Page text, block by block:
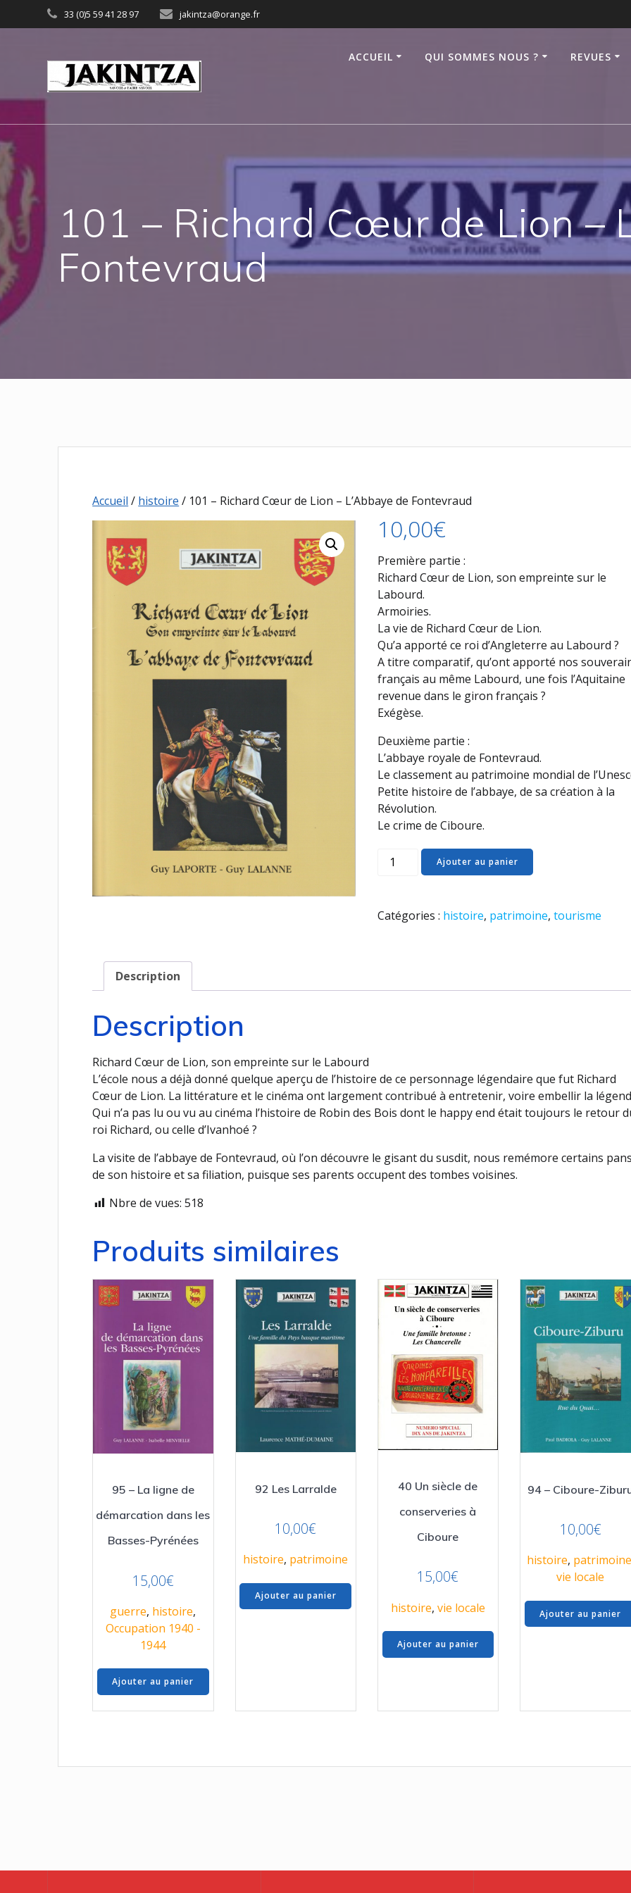
to
33 (0)5 59 41 28 97 jakintza@orange.fr
ACCUEIL QUI SOMMES NOUS ? REVUES
101 – Richard Cœur de Lion –
Fontevraud
Accueil / histoire / 101 – Richard Cœur de Lion – L’Abbaye de Fontevraud
10,00€
Première partie :
Richard Cœur de Lion, son empreinte sur le
Labourd.
Armoiries.
La vie de Richard Cœur de Lion.
Qu’a apporté ce roi d’Angleterre au Labourd ?
A titre comparatif, qu’ont apporté nos
français au même Labourd, une fois l’Aquitaine
revenue dans le giron français ?
Exégèse.
Deuxième partie :
L’abbaye royale de Fontevraud.
Le classement au patrimoine mondial de
Petite histoire de l’abbaye, de sa création à la
Révolution.
Le crime de Ciboure.
quantité
Richard
-
Ajouter au panier
Catégories : histoire, patrimoine,tourisme
Description
Description
Richard Cœur de Lion, son empreinte sur le Labourd
L’école nous a déjà donné quelque aperçu de l’histoire de ce personnage légendaire que fut Richard
Cœur de Lion. La littérature et le cinéma ont largement contribué à entretenir, voire embellir la
Qui n’a pas lu ou vu au cinéma l’histoire de Robin des Bois dont le happy end était toujours le retour
roi Richard, ou celle d’Ivanhoé ?
La visite de l’abbaye de Fontevraud, où l’on découvre le gisant du susdit, nous remémore certains pans
de son histoire et sa filiation, puisque ses parents occupent des tombes voisines.
Nbre de vues: 518
Produits similaires
95 – La ligne de
démarcation dans les
Basses-Pyrénées
15,00€
guerre, histoire,
Occupation 1940 -
1944
Ajouter au panier
92 Les Larralde
10,00€
histoire, patrimoine
Ajouter au panier
40 Un siècle de
conserveries à
Ciboure
15,00€
histoire, vie locale
Ajouter au panier
94 – Ciboure-
10,00€
histoire, patrimoine
vie locale
Ajouter au panier